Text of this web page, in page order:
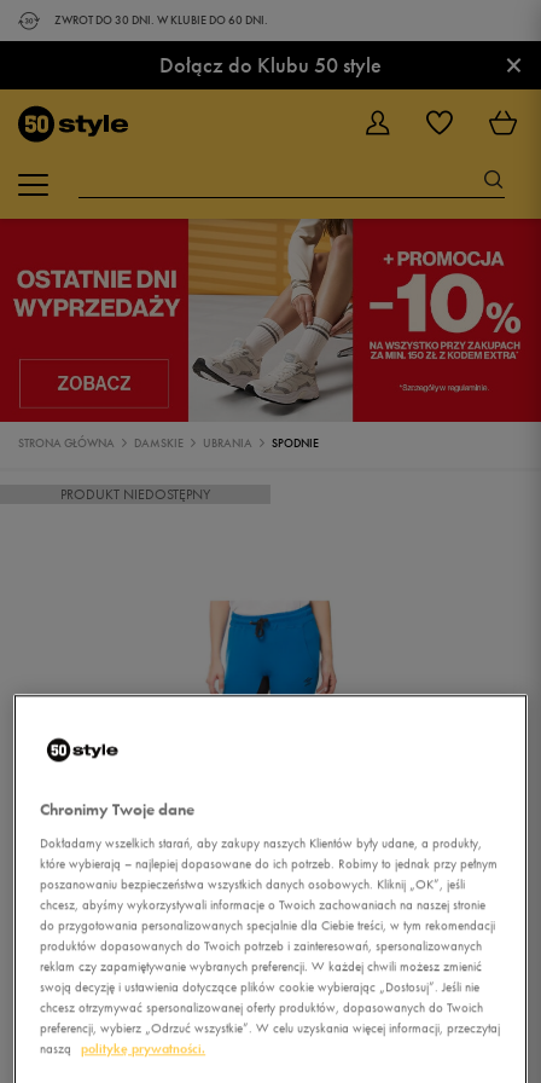
ZWROT DO 30 DNI. W KLUBIE DO 60 DNI.
Dołącz do Klubu 50 style ×
STRONA GŁÓWNA DAMSKIE UBRANIA SPODNIE
PRODUKT NIEDOSTĘPNY
Chronimy Twoje dane
Dokładamy wszelkich starań, aby zakupy naszych Klientów były udane, a produkty,
które wybierają – najlepiej dopasowane do ich potrzeb. Robimy to jednak przy pełnym
poszanowaniu bezpieczeństwa wszystkich danych osobowych. Kliknij „OK”, jeśli
chcesz, abyśmy wykorzystywali informacje o Twoich zachowaniach na naszej stronie
do przygotowania personalizowanych specjalnie dla Ciebie treści, w tym rekomendacji
produktów dopasowanych do Twoich potrzeb i zainteresowań, spersonalizowanych
reklam czy zapamiętywanie wybranych preferencji. W każdej chwili możesz zmienić
swoją decyzję i ustawienia dotyczące plików cookie wybierając „Dostosuj”. Jeśli nie
chcesz otrzymywać spersonalizowanej oferty produktów, dopasowanych do Twoich
preferencji, wybierz „Odrzuć wszystkie”. W celu uzyskania więcej informacji, przeczytaj
naszą
politykę prywatności.